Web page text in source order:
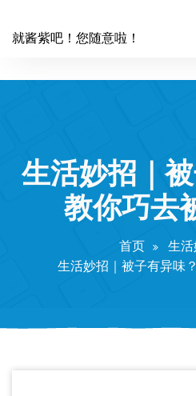
就酱紫吧！您随意啦！
生活妙招｜
教你巧去
首页
生
生活妙招｜被子有异味